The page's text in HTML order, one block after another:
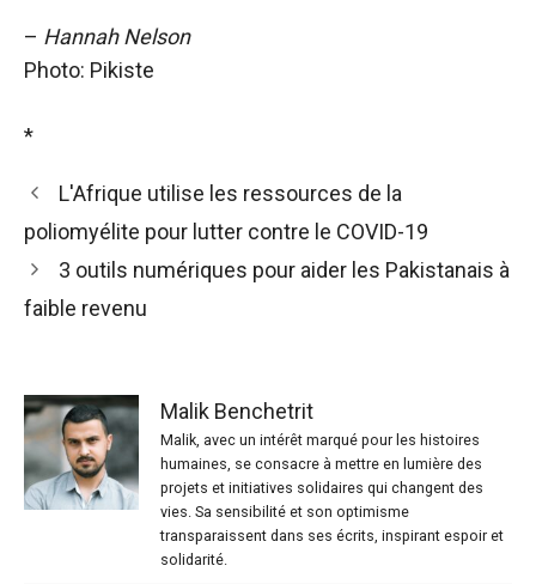
– Hannah Nelson
Photo: Pikiste
*
L'Afrique utilise les ressources de la
poliomyélite pour lutter contre le COVID-19
3 outils numériques pour aider les Pakistanais à
faible revenu
Malik Benchetrit
Malik, avec un intérêt marqué pour les histoires
humaines, se consacre à mettre en lumière des
projets et initiatives solidaires qui changent des
vies. Sa sensibilité et son optimisme
transparaissent dans ses écrits, inspirant espoir et
solidarité.